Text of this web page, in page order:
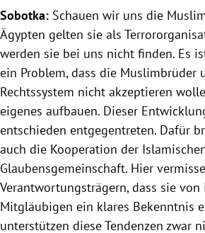
Sobotka: Schauen wir uns die
Ägypten gelten sie als
werden sie bei uns nicht finden. Es
ein Problem, dass die Muslimbrüder
Rechtssystem nicht akzeptieren
eigenes aufbauen. Dieser
entschieden entgegentreten. Dafür
auch die Kooperation der
Glaubensgemeinschaft. Hier
Verantwortungsträgern, dass sie von
Mitgläubigen ein klares Bekenntnis
unterstützen diese Tendenzen zwar